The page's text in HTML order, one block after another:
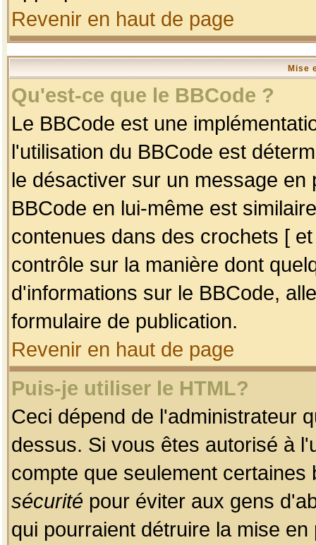
Revenir en haut de page
Mise
Qu'est-ce que le BBCode ?
Le BBCode est une
l'utilisation du BBCode est
le désactiver sur un message
BBCode en lui-même est
contenues dans des crochets [
contrôle sur la manière dont
d'informations sur le BBCode,
formulaire de publication.
Revenir en haut de page
Puis-je utiliser le HTML?
Ceci dépend de l'administrateur
dessus. Si vous êtes autorisé à
compte que seulement
sécurité pour éviter aux gens
qui pourraient détruire la mise